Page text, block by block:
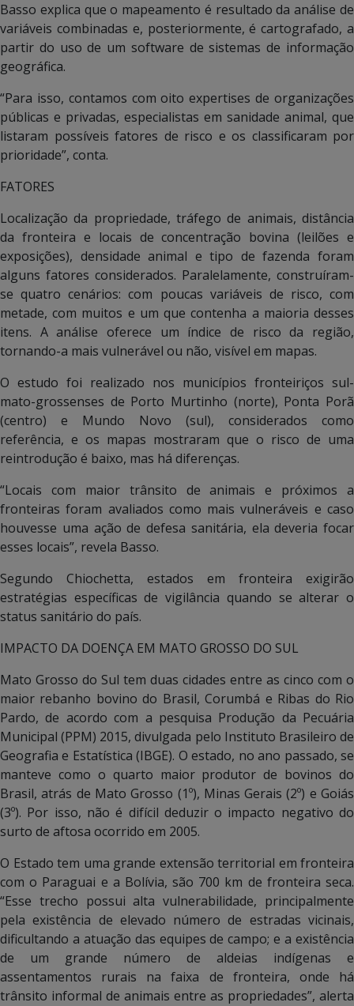
Basso explica que o mapeamento é resultado da análise de
variáveis combinadas e, posteriormente, é cartografado, a
partir do uso de um software de sistemas de informação
geográfica.
“Para isso, contamos com oito expertises de organizações
públicas e privadas, especialistas em sanidade animal, que
listaram possíveis fatores de risco e os classificaram por
prioridade”, conta.
FATORES
Localização da propriedade, tráfego de animais, distância
da fronteira e locais de concentração bovina (leilões e
exposições), densidade animal e tipo de fazenda foram
alguns fatores considerados. Paralelamente, construíram-
se quatro cenários: com poucas variáveis de risco, com
metade, com muitos e um que contenha a maioria desses
itens. A análise oferece um índice de risco da região,
tornando-a mais vulnerável ou não, visível em mapas.
O estudo foi realizado nos municípios fronteiriços sul-
mato-grossenses de Porto Murtinho (norte), Ponta Porã
(centro) e Mundo Novo (sul), considerados como
referência, e os mapas mostraram que o risco de uma
reintrodução é baixo, mas há diferenças.
“Locais com maior trânsito de animais e próximos a
fronteiras foram avaliados como mais vulneráveis e caso
houvesse uma ação de defesa sanitária, ela deveria focar
esses locais”, revela Basso.
Segundo Chiochetta, estados em fronteira exigirão
estratégias específicas de vigilância quando se alterar o
status sanitário do país.
IMPACTO DA DOENÇA EM MATO GROSSO DO SUL
Mato Grosso do Sul tem duas cidades entre as cinco com o
maior rebanho bovino do Brasil, Corumbá e Ribas do Rio
Pardo, de acordo com a pesquisa Produção da Pecuária
Municipal (PPM) 2015, divulgada pelo Instituto Brasileiro de
Geografia e Estatística (IBGE). O estado, no ano passado, se
manteve como o quarto maior produtor de bovinos do
Brasil, atrás de Mato Grosso (1º), Minas Gerais (2º) e Goiás
(3º). Por isso, não é difícil deduzir o impacto negativo do
surto de aftosa ocorrido em 2005.
O Estado tem uma grande extensão territorial em fronteira
com o Paraguai e a Bolívia, são 700 km de fronteira seca.
“Esse trecho possui alta vulnerabilidade, principalmente
pela existência de elevado número de estradas vicinais,
dificultando a atuação das equipes de campo; e a existência
de um grande número de aldeias indígenas e
assentamentos rurais na faixa de fronteira, onde há
trânsito informal de animais entre as propriedades”, alerta